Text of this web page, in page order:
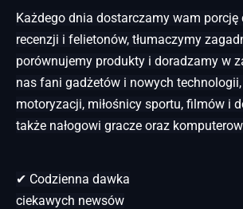
Każdego dnia dostarczamy wam porcję
recenzji i felietonów, tłumaczymy
porównujemy produkty i doradzamy w
nas fani gadżetów i nowych
motoryzacji, miłośnicy sportu, filmów i
także nałogowi gracze oraz
✔ Codzienna dawka
ciekawych newsów